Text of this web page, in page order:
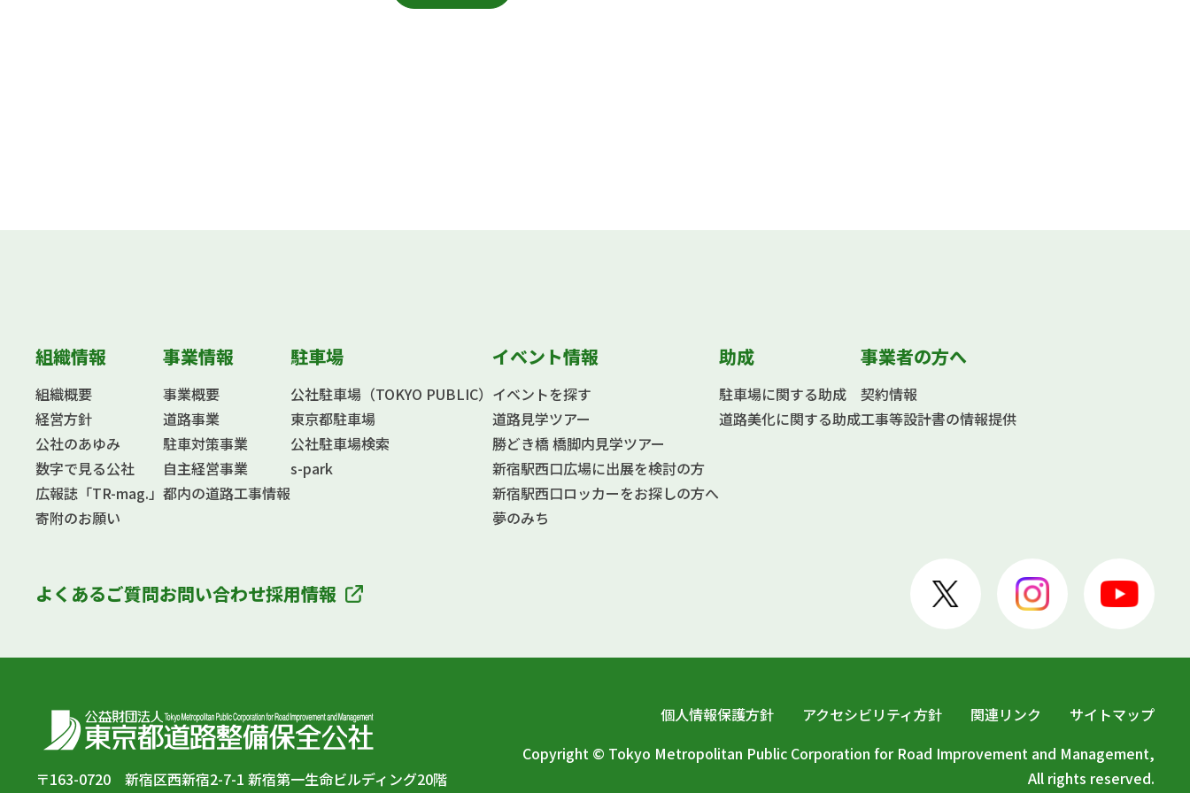
組織情報
組織概要
経営方針
公社のあゆみ
数字で見る公社
広報誌「TR-mag.」
寄附のお願い
事業情報
事業概要
道路事業
駐車対策事業
自主経営事業
都内の道路工事情報
駐車場
公社駐車場（TOKYO PUBLIC）
東京都駐車場
公社駐車場検索
s-park
イベント情報
イベントを探す
道路見学ツアー
勝どき橋 橋脚内見学ツアー
新宿駅西口広場に出展を検討の方
新宿駅西口ロッカーをお探しの方へ
夢のみち
助成
駐車場に関する助成
道路美化に関する助成
事業者の方へ
契約情報
工事等設計書の情報提供
よくあるご質問お問い合わせ採用情報
〒163-0720 新宿区西新宿2-7-1 新宿第一生命ビルディング20階
個人情報保護方針 アクセシビリティ方針 関連リンク
サイトマップ
Copyright © Tokyo Metropolitan Public Corporation for Road Improvement and Management,
All rights reserved.